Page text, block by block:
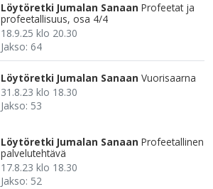
Löytöretki Jumalan Sanaan Profeetat ja
profeetallisuus, osa 4/4
18.9.25 klo 20.30
Jakso: 64
Löytöretki Jumalan Sanaan Vuorisaarna
31.8.23 klo 18.30
Jakso: 53
Löytöretki Jumalan Sanaan Profeetallinen
palvelutehtävä
17.8.23 klo 18.30
Jakso: 52